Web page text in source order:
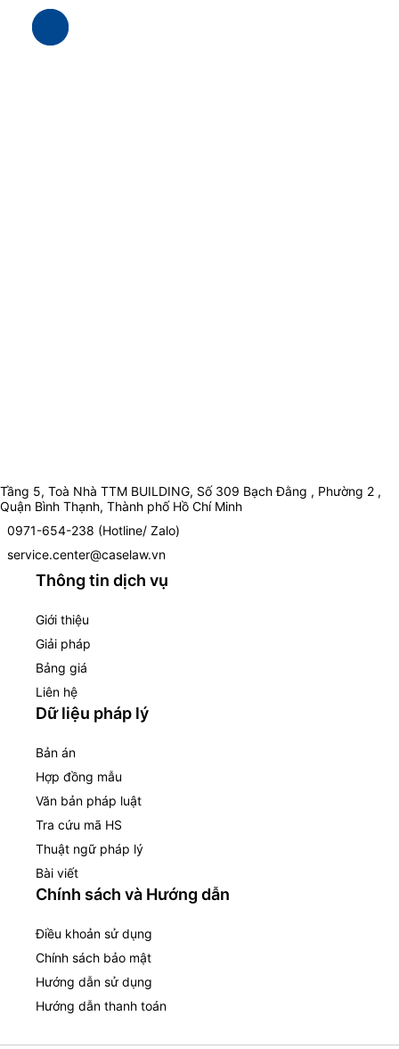
Tầng 5, Toà Nhà TTM BUILDING, Số 309 Bạch Đằng , Phường 2 ,
Quận Bình Thạnh, Thành phố Hồ Chí Minh
0971-654-238 (Hotline/ Zalo)
service.center@caselaw.vn
Thông tin dịch vụ
Giới thiệu
Giải pháp
Bảng giá
Liên hệ
Dữ liệu pháp lý
Bản án
Hợp đồng mẫu
Văn bản pháp luật
Tra cứu mã HS
Thuật ngữ pháp lý
Bài viết
Chính sách và Hướng dẫn
Điều khoản sử dụng
Chính sách bảo mật
Hướng dẫn sử dụng
Hướng dẫn thanh toán